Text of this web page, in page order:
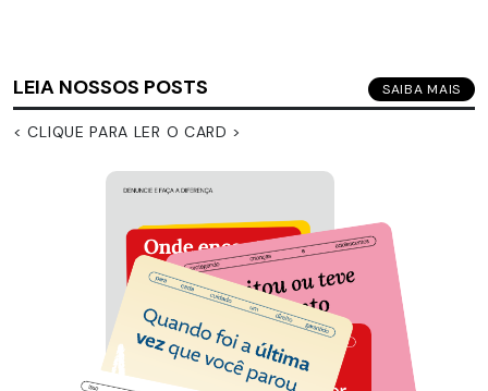
LEIA NOSSOS POSTS SAIBA MAIS
< CLIQUE PARA LER O CARD >